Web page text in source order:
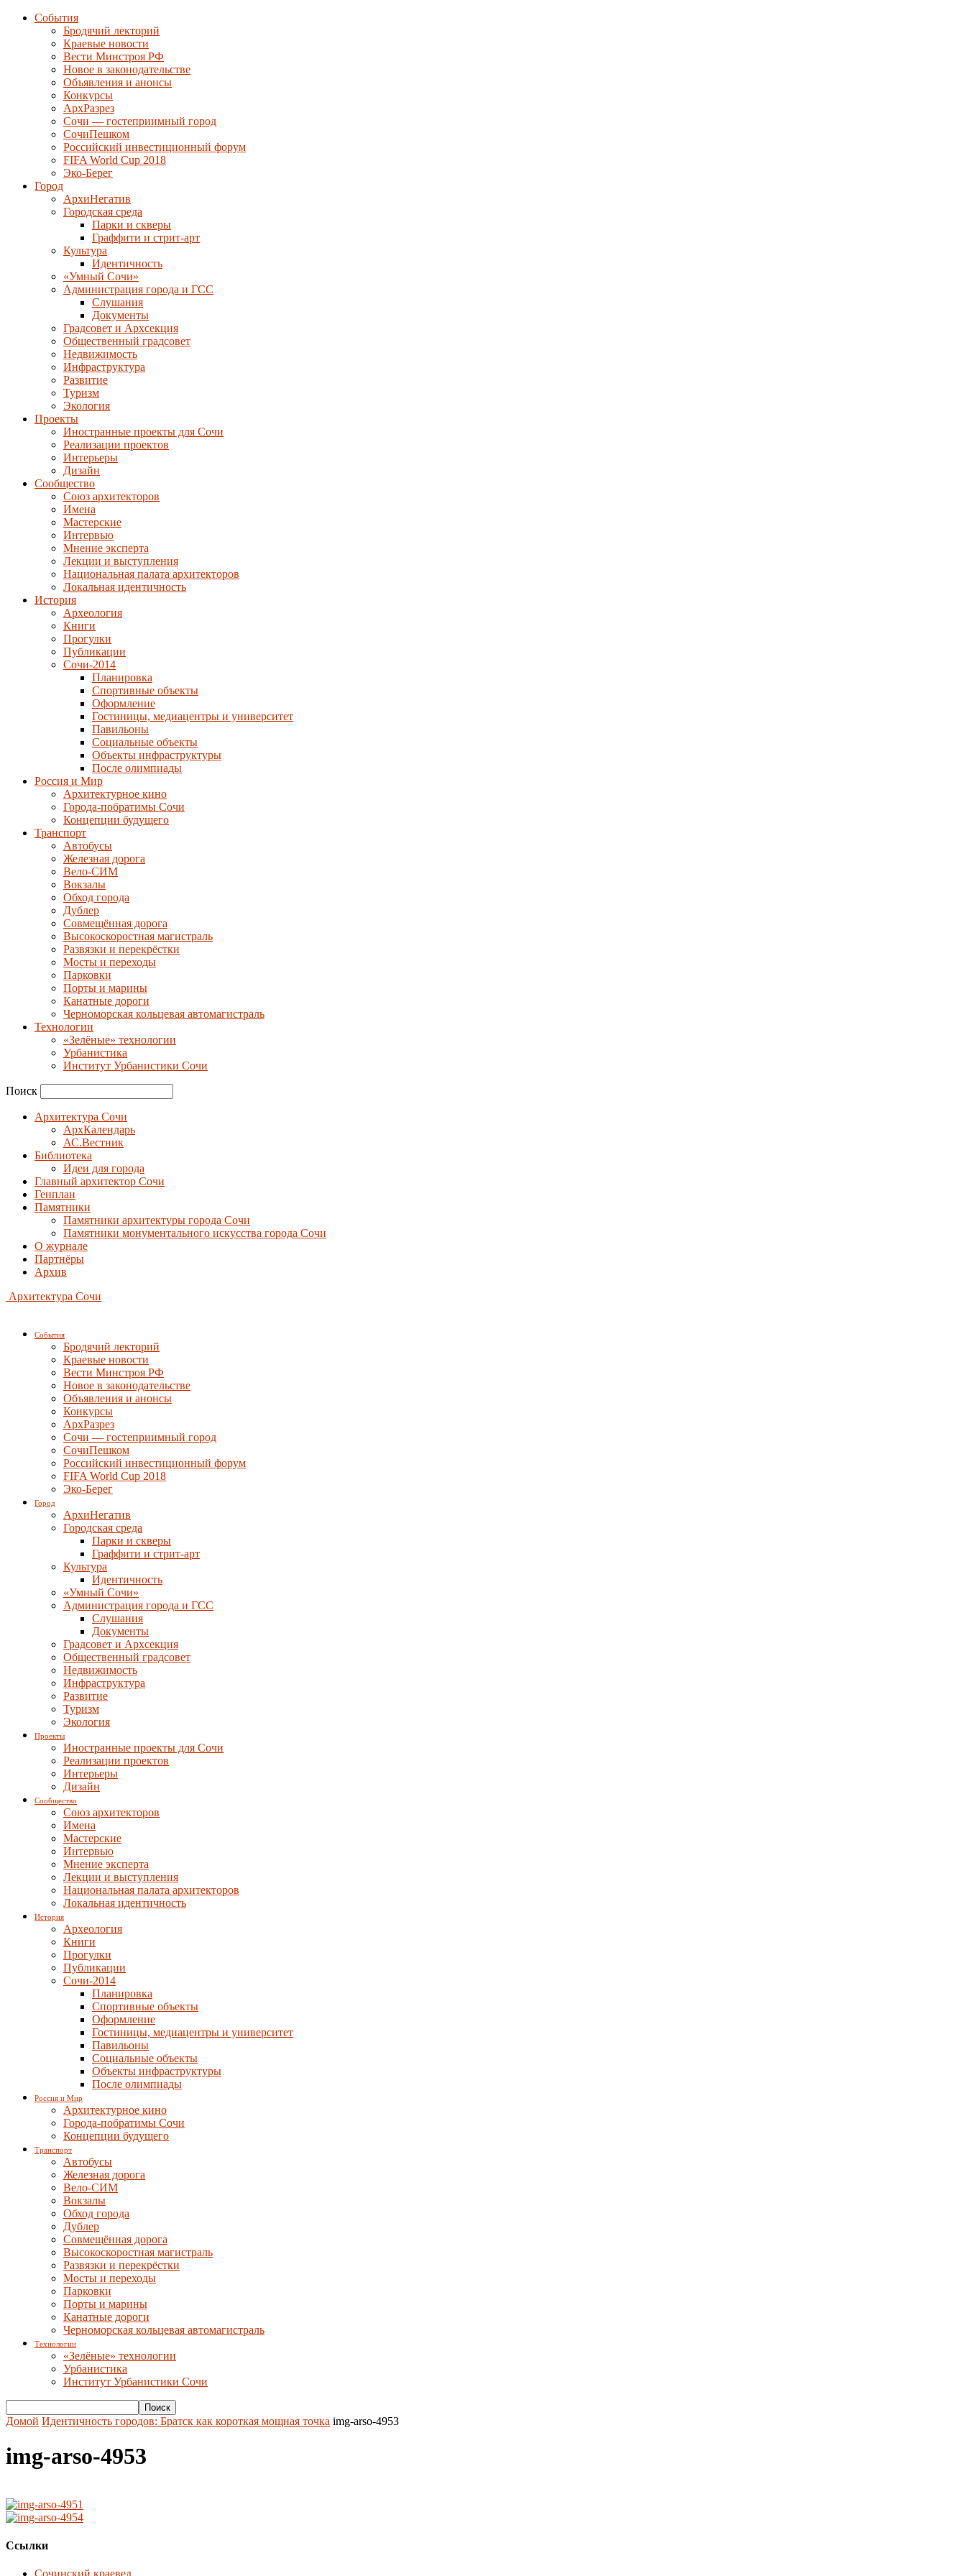
События
Бродячий лекторий
Краевые новости
Вести Минстроя РФ
Новое в законодательстве
Объявления и анонсы
Конкурсы
АрхРазрез
Сочи — гостеприимный город
СочиПешком
Российский инвестиционный форум
FIFA World Cup 2018
Эко-Берег
Город
АрхиНегатив
Городская среда
Парки и скверы
Граффити и стрит-арт
Культура
Идентичность
«Умный Сочи»
Администрация города и ГСС
Слушания
Документы
Градсовет и Архсекция
Общественный градсовет
Недвижимость
Инфраструктура
Развитие
Туризм
Экология
Проекты
Иностранные проекты для Сочи
Реализации проектов
Интерьеры
Дизайн
Сообщество
Союз архитекторов
Имена
Мастерские
Интервью
Мнение эксперта
Лекции и выступления
Национальная палата архитекторов
Локальная идентичность
История
Археология
Книги
Прогулки
Публикации
Сочи-2014
Планировка
Спортивные объекты
Оформление
Гостиницы, медиацентры и университет
Павильоны
Социальные объекты
Объекты инфраструктуры
После олимпиады
Россия и Мир
Архитектурное кино
Города-побратимы Сочи
Концепции будущего
Транспорт
Автобусы
Железная дорога
Вело-СИМ
Вокзалы
Обход города
Дублер
Совмещённая дорога
Высокоскоростная магистраль
Развязки и перекрёстки
Мосты и переходы
Парковки
Порты и марины
Канатные дороги
Черноморская кольцевая автомагистраль
Технологии
«Зелёные» технологии
Урбанистика
Институт Урбанистики Сочи
Поиск
Архитектура Сочи
АрхКалендарь
АС.Вестник
Библиотека
Идеи для города
Главный архитектор Сочи
Генплан
Памятники
Памятники архитектуры города Сочи
Памятники монументального искусства города Сочи
О журнале
Партнёры
Архив
Архитектура Сочи
События
Бродячий лекторий
Краевые новости
Вести Минстроя РФ
Новое в законодательстве
Объявления и анонсы
Конкурсы
АрхРазрез
Сочи — гостеприимный город
СочиПешком
Российский инвестиционный форум
FIFA World Cup 2018
Эко-Берег
Город
АрхиНегатив
Городская среда
Парки и скверы
Граффити и стрит-арт
Культура
Идентичность
«Умный Сочи»
Администрация города и ГСС
Слушания
Документы
Градсовет и Архсекция
Общественный градсовет
Недвижимость
Инфраструктура
Развитие
Туризм
Экология
Проекты
Иностранные проекты для Сочи
Реализации проектов
Интерьеры
Дизайн
Сообщество
Союз архитекторов
Имена
Мастерские
Интервью
Мнение эксперта
Лекции и выступления
Национальная палата архитекторов
Локальная идентичность
История
Археология
Книги
Прогулки
Публикации
Сочи-2014
Планировка
Спортивные объекты
Оформление
Гостиницы, медиацентры и университет
Павильоны
Социальные объекты
Объекты инфраструктуры
После олимпиады
Россия и Мир
Архитектурное кино
Города-побратимы Сочи
Концепции будущего
Транспорт
Автобусы
Железная дорога
Вело-СИМ
Вокзалы
Обход города
Дублер
Совмещённая дорога
Высокоскоростная магистраль
Развязки и перекрёстки
Мосты и переходы
Парковки
Порты и марины
Канатные дороги
Черноморская кольцевая автомагистраль
Технологии
«Зелёные» технологии
Урбанистика
Институт Урбанистики Сочи
Домой Идентичность городов: Братск как короткая мощная точка img-arso-4953
img-arso-4953
Ссылки